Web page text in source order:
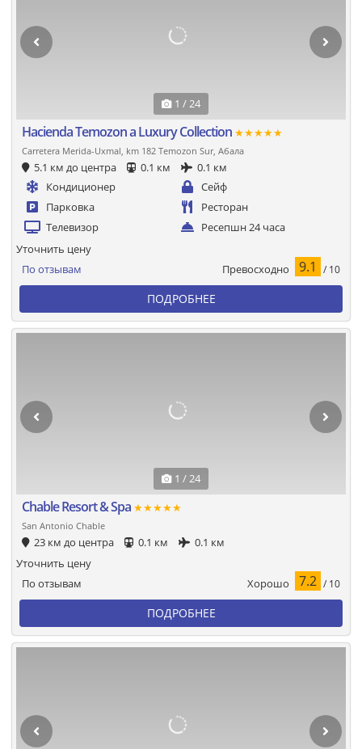
1 / 24
Hacienda Temozon a Luxury Collection ★★★★★
Carretera Merida-Uxmal, km 182 Temozon Sur, Абала
5.1 км до центра 0.1 км
0.1 км
Кондиционер
Сейф
Парковка
Ресторан
Телевизор
Ресепшн 24 часа
По отзывам Превосходно 9.1 / 10
Уточнить цену
ПОДРОБНЕЕ
1 / 24
Chable Resort & Spa ★★★★★
San Antonio Chable
23 км до центра 0.1 км 0.1 км
По отзывам Хорошо 7.2 / 10
Уточнить цену
ПОДРОБНЕЕ